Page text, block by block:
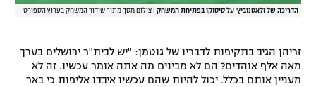
הדריכה של זלאטנוביץ' על סיסוקו בפתיחת המשחק צילום מסך מתוך שידור המשחק בערוץ הספורט
זריהן הגיב בתקיפות לדבריו של גוטמן: "יש לבית"ר ירושלים בערך
מאה אלף אוהדים? הם לא מבינים מה אתה אומר עכשיו. זה לא
מעניין אותם בכלל. יכול להיות שהם עכשיו איבדו אליפות כי באר